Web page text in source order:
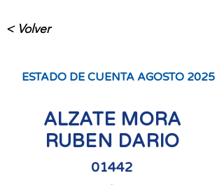
< Volver
ESTADO DE CUENTA AGOSTO 2025
ALZATE MORA
RUBEN DARIO
01442